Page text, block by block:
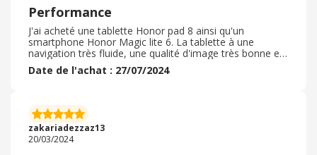
Performance
J'ai acheté une tablette Honor pad 8 ainsi qu'un
smartphone Honor Magic lite 6. La tablette à une
navigation très fluide, une qualité d'image très bonne et
en promotion lors de mon achat elle ne m'a coûté que
169€ c'est très bien niveau rapport qualité prix pour une
Pour le smartphone j'ai pris celui-ci pour remplacer un
hauwei p30 que j'aimais énormément. Je suis ravie de
mon achat belle qualité d'image. Belle capacité de
mémoire. Encore un fois un produit en promo à 360
Date de l'achat : 27/07/2024
zakariadezzaz13
20/03/2024